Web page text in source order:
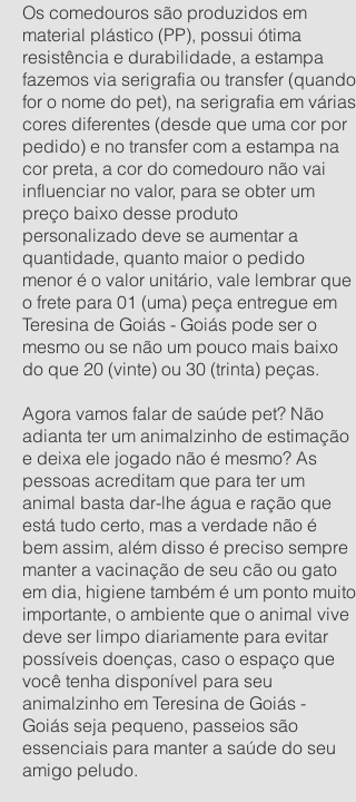
Os comedouros são produzidos em
material plástico (PP), possui ótima
resistência e durabilidade, a estampa
fazemos via serigrafia ou transfer (quando
for o nome do pet), na serigrafia em várias
cores diferentes (desde que uma cor por
pedido) e no transfer com a estampa na
cor preta, a cor do comedouro não vai
influenciar no valor, para se obter um
preço baixo desse produto
personalizado deve se aumentar a
quantidade, quanto maior o pedido
menor é o valor unitário, vale lembrar que
o frete para 01 (uma) peça entregue em
Teresina de Goiás - Goiás pode ser o
mesmo ou se não um pouco mais baixo
do que 20 (vinte) ou 30 (trinta) peças.
Agora vamos falar de saúde pet? Não
adianta ter um animalzinho de estimação
e deixa ele jogado não é mesmo? As
pessoas acreditam que para ter um
animal basta dar-lhe água e ração que
está tudo certo, mas a verdade não é
bem assim, além disso é preciso sempre
manter a vacinação de seu cão ou gato
em dia, higiene também é um ponto muito
importante, o ambiente que o animal vive
deve ser limpo diariamente para evitar
possíveis doenças, caso o espaço que
você tenha disponível para seu
animalzinho em Teresina de Goiás -
Goiás seja pequeno, passeios são
essenciais para manter a saúde do seu
amigo peludo.